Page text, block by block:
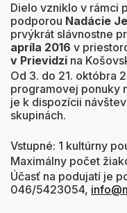
Dielo vzniklo v rámci
podporou Nadácie
prvýkrát slávnostne
apríla 2016 v
v Prievidzi na
Od 3. do 21. októbra
programovej ponuky
je k dispozícii
skupinách.
Vstupné: 1 kultúrny
Maximálny počet
Účasť na podujatí je
046/5423054,